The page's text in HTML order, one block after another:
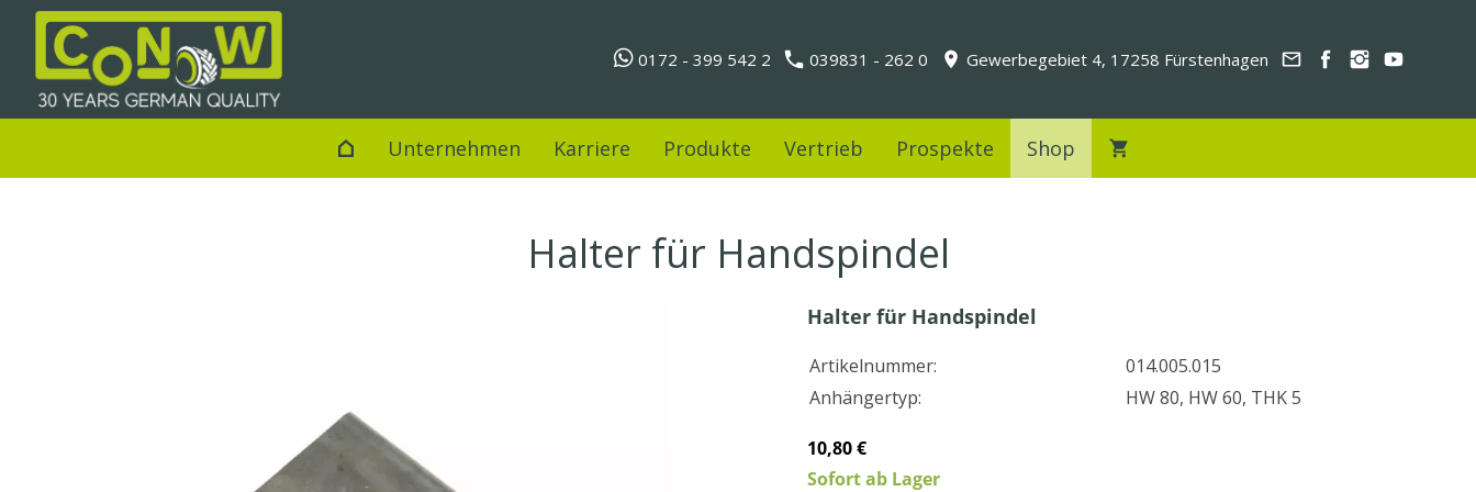
0172 - 399 542 2 039831 - 262 0 Gewerbegebiet 4, 17258 Fürstenhagen
Unternehmen Karriere Produkte Vertrieb Prospekte Shop
Halter für Handspindel
Halter für Handspindel
Artikelnummer:
014.005.015
Anhängertyp:
HW 80, HW 60, THK 5
10,80 €
Sofort ab Lager